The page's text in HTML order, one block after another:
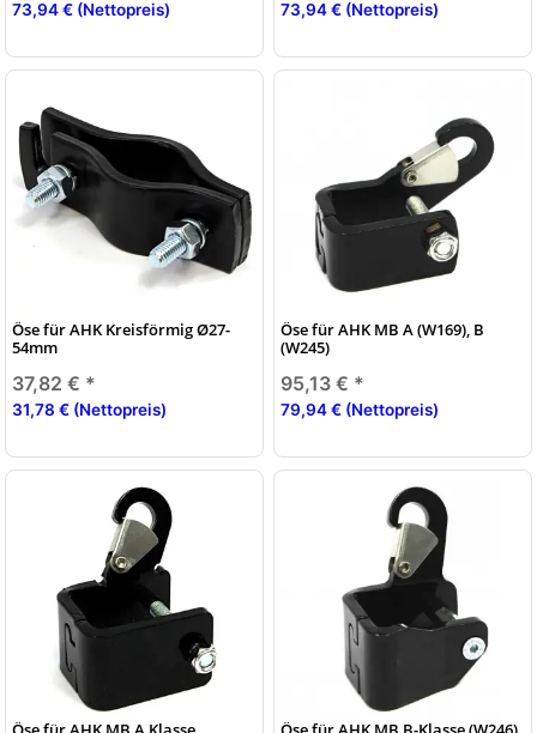
73,94 € (Nettopreis) 73,94 € (Nettopreis)
Öse für AHK Kreisförmig Ø27-
54mm
37,82 € *
31,78 € (Nettopreis)
Öse für AHK MB A (W169), B
(W245)
95,13 € *
79,94 € (Nettopreis)